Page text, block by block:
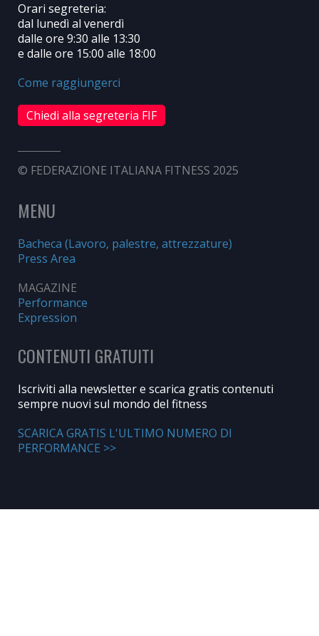
Orari segreteria:
dal lunedì al venerdì
dalle ore 9:30 alle 13:30
e dalle ore 15:00 alle 18:00
Come raggiungerci
Chiedi alla segreteria FIF
© FEDERAZIONE ITALIANA FITNESS 2025
MENU
Bacheca (Lavoro, palestre, attrezzature)
Press Area
MAGAZINE
Performance
Expression
CONTENUTI GRATUITI
Iscriviti alla newsletter e scarica gratis contenuti
sempre nuovi sul mondo del fitness
SCARICA GRATIS L'ULTIMO NUMERO DI
PERFORMANCE >>